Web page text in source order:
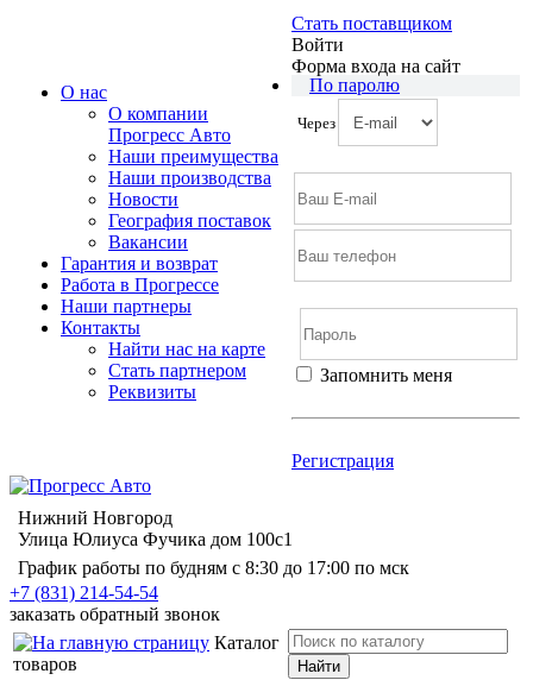
О нас
О компании
Прогресс Авто
Наши преимущества
Наши производства
Новости
География поставок
Вакансии
Гарантия и возврат
Работа в Прогрессе
Наши партнеры
Контакты
Найти нас на карте
Cтать партнером
Реквизиты
Стать поставщиком
Войти
Форма входа на сайт
По паролю
Через
Запомнить меня
Регистрация
Нижний Новгород
Улица Юлиуса Фучика дом 100с1
График работы по будням с 8:30 до 17:00 по мск
+7 (831) 214-54-54
заказать обратный звонок
Каталог
товаров
Найти